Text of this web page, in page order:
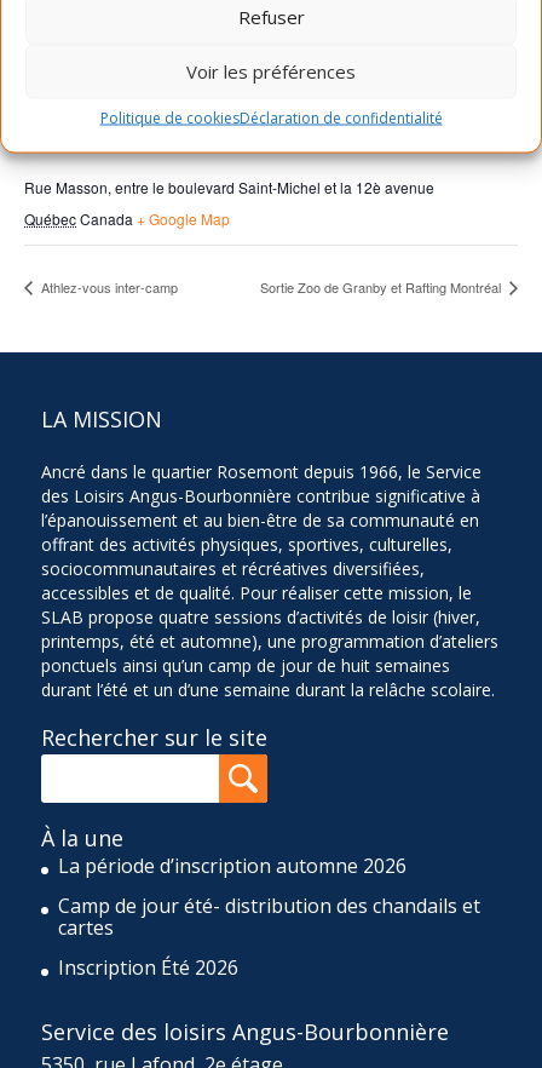
Refuser
Voir les préférences
Politique de cookiesDéclaration de confidentialité
Rue Masson, entre le boulevard Saint-Michel et la 12è avenue
QuébecCanada + Google Map
Athlez-vous inter-camp Sortie Zoo de Granby et Rafting Montréal
LA MISSION
Ancré dans le quartier Rosemont depuis 1966, le Service
des Loisirs Angus-Bourbonnière contribue significative à
l’épanouissement et au bien-être de sa communauté en
offrant des activités physiques, sportives, culturelles,
sociocommunautaires et récréatives diversifiées,
accessibles et de qualité. Pour réaliser cette mission, le
SLAB propose quatre sessions d’activités de loisir (hiver,
printemps, été et automne), une programmation d’ateliers
ponctuels ainsi qu’un camp de jour de huit semaines
durant l’été et un d’une semaine durant la relâche scolaire.
Rechercher sur le site
À la une
La période d’inscription automne 2026
Camp de jour été- distribution des chandails et
cartes
Inscription Été 2026
Service des loisirs Angus-Bourbonnière